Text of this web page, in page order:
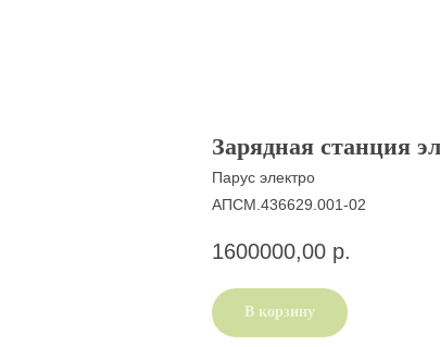
Зарядная станция
Парус электро
АПСМ.436629.001-02
1600000,00 р.
В корзину